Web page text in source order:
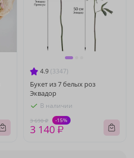
4.9 (3347)
Букет из 7 белых роз
Эквадор
В наличии
3 690 ₽ -15%
3 140 ₽